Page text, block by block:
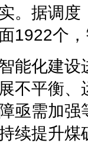
。据调
1922个
化建设
不平衡
亟需加
续提升